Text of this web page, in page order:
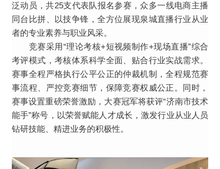
泛动员，共25支代表队报名参赛，众多一线电商主播
同台比拼、以技争锋，全方位展现泉城直播行业从业
者的专业素养与职业风采。
竞赛采用“理论考核+短视频制作+现场直播”综合
考评模式，考核体系科学全面、贴合行业实战需求。
赛事全程严格执行公平公正的仲裁机制，全程规范赛
事流程、严控竞赛细节，保障竞赛权威公正。同时，
赛事设置重磅荣誉激励，大赛冠军将获评“济南市技术
能手”称号，以荣誉赋能人才成长，激发行业从业人员
钻研技能、精进业务的积极性。